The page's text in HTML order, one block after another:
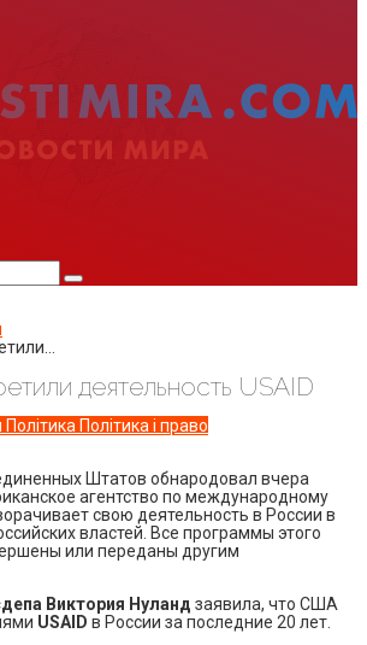
деятельность USAID
Політика Політика і право
Штатов обнародовал вчера
агентство по международному
свою деятельность в России в
властей. Все программы этого
или переданы другим
Виктория Нуланд заявила, что США
USAID в России за последние 20 лет.